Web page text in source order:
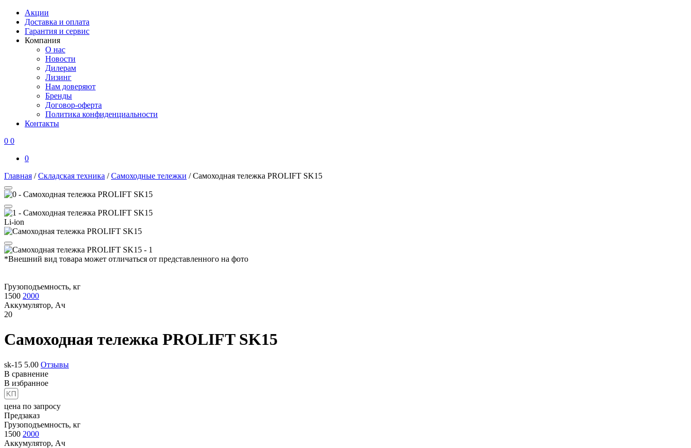
Акции
Доставка и оплата
Гарантия и сервис
Компания
О нас
Новости
Дилерам
Лизинг
Нам доверяют
Бренды
Договор-оферта
Политика конфиденциальности
Контакты
0 0
0
Главная /Складская техника /Самоходные тележки /Самоходная тележка PROLIFT SK15
Li-ion
*Внешний вид товара может отличаться от представленного на фото
Грузоподъемность, кг
1500 2000
Аккумулятор, Ач
20
Самоходная тележка PROLIFT SK15
sk-15 5.00 Отзывы
В сравнение
В избранное
цена по запросу
Предзаказ
Грузоподъемность, кг
1500 2000
Аккумулятор, Ач